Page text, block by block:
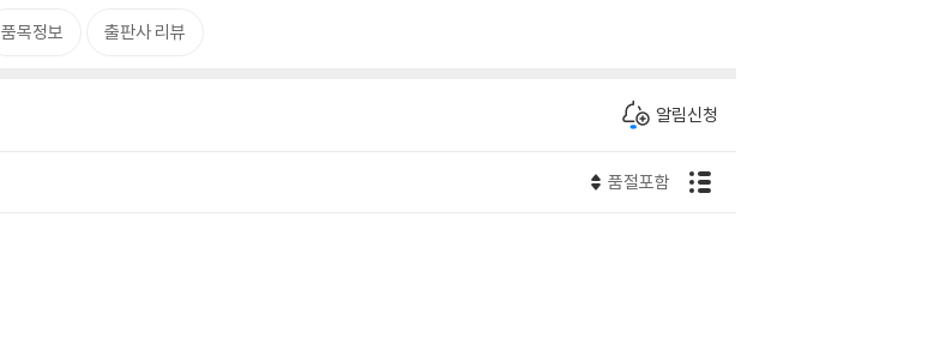
품목정보 출판사 리뷰
알림신청
품절포함